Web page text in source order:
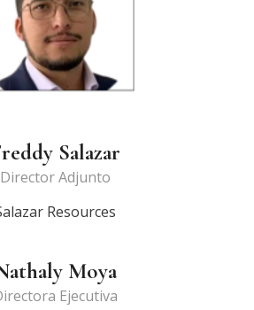
Salazar
Director Adjunto
Resources
Moya
Ejecutiva